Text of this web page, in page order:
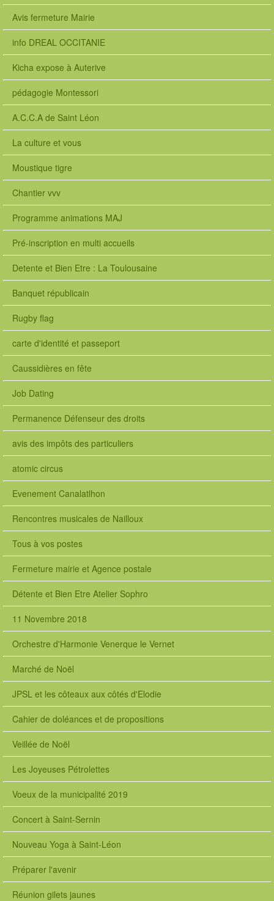
Avis fermeture Mairie
info DREAL OCCITANIE
Kicha expose à Auterive
pédagogie Montessori
A.C.C.A de Saint Léon
La culture et vous
Moustique tigre
Chantier vvv
Programme animations MAJ
Pré-inscription en multi accueils
Detente et Bien Etre : La Toulousaine
Banquet républicain
Rugby flag
carte d'identité et passeport
Caussidières en fête
Job Dating
Permanence Défenseur des droits
avis des impôts des particuliers
atomic circus
Evenement Canalatlhon
Rencontres musicales de Nailloux
Tous à vos postes
Fermeture mairie et Agence postale
Détente et Bien Etre Atelier Sophro
11 Novembre 2018
Orchestre d'Harmonie Venerque le Vernet
Marché de Noël
JPSL et les côteaux aux côtés d'Elodie
Cahier de doléances et de propositions
Veillée de Noël
Les Joyeuses Pétrolettes
Voeux de la municipalité 2019
Concert à Saint-Sernin
Nouveau Yoga à Saint-Léon
Préparer l'avenir
Réunion gilets jaunes